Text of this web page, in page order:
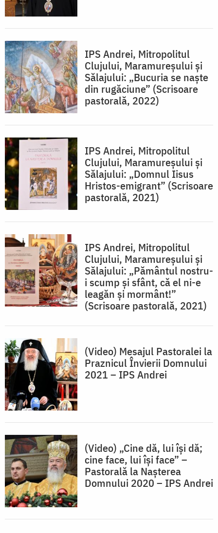
IPS Andrei, Mitropolitul
Clujului, Maramureşului şi
Sălajului: „Bucuria se naște
din rugăciune” (Scrisoare
pastorală, 2022)
IPS Andrei, Mitropolitul
Clujului, Maramureșului și
Sălajului: „Domnul Iisus
Hristos-emigrant” (Scrisoare
pastorală, 2021)
IPS Andrei, Mitropolitul
Clujului, Maramureșului și
Sălajului: „Pământul nostru-
i scump și sfânt, că el ni-e
leagăn și mormânt!”
(Scrisoare pastorală, 2021)
(Video) Mesajul Pastoralei la
Praznicul Învierii Domnului
2021 – IPS Andrei
(Video) „Cine dă, lui îşi dă;
cine face, lui îşi face” –
Pastorală la Nașterea
Domnului 2020 – IPS Andrei